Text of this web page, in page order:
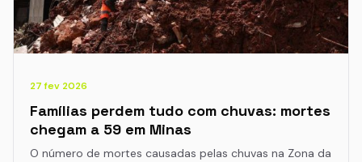
27 fev 2026
Famílias perdem tudo com chuvas: mortes
chegam a 59 em Minas
O número de mortes causadas pelas chuvas na Zona da